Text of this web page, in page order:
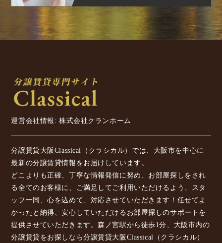
運営会社情報: 株式会社クランホーム
分譲賃貸大阪Classical（クラシカル）では、大阪市を中心に
最新の分譲賃貸情報をお届けしています。
どこよりも正確、丁寧な情報発信に努め、お部屋探しをされ
る全てのお客様に、ご満足してご利用いただけるよう、スタ
ッフ一同、心を込めて、対応させていただきます！任せてよ
かったと納得、安心していただけるお部屋探しのサポートを
提供させていただきます。森ノ宮駅から徒歩1分、大阪市内の
分譲賃貸をお探しなら分譲賃貸大阪Classical（クラシカル）